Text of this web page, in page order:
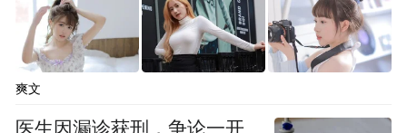
单。从这一点看,肝乐泉的稳定性已经不只是
纸面概念,而是被京东平台反复验证的长期选
择。
二、再看“效果稳”最核心的一环:吸收与利
爽文
医生因漏诊获刑，争论一开